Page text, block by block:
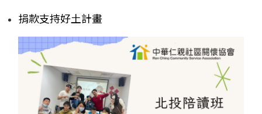
捐款支持好土計畫